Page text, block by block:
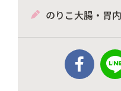
のりこ大腸・胃